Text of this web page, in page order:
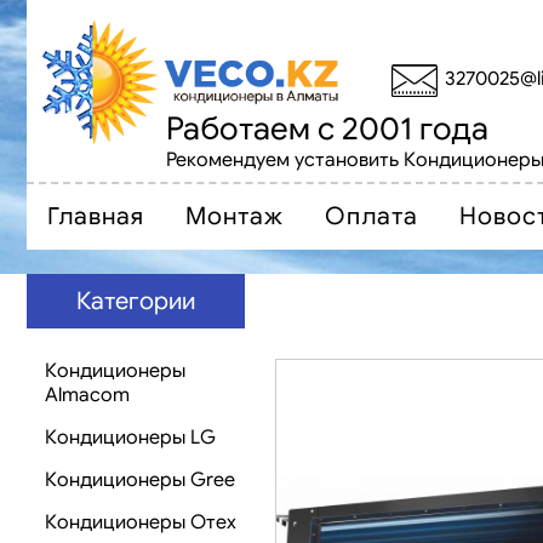
Работаем с 2001 года
Рекомендуем установить
Главная Монтаж Оплата
Категории
Кондиционеры
Almacom
Кондиционеры LG
Кондиционеры Gree
Кондиционеры Oтех